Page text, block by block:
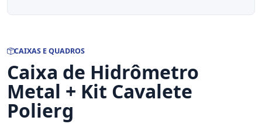
CAIXAS E QUADROS
Caixa de Hidrômetro
Metal + Kit Cavalete
Polierg